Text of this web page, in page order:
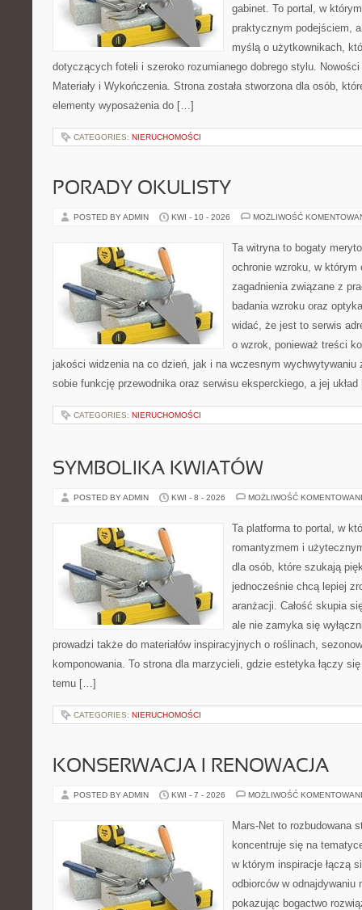
gabinet. To portal, w
praktycznym podejściem,
myślą o użytkownikach,
dotyczących foteli i szeroko rozumianego dobrego stylu.
Materiały i Wykończenia. Strona została stworzona dla osób,
elementy wyposażenia do […]
CATEGORIES: NIERUCHOMOŚCI
PORADY OKULISTY
POSTED BY ADMIN KWI - 10 - 2026 MOŻLIWOŚĆ
Ta witryna to bogaty
ochronie wzroku, w
zagadnienia związane z
badania wzroku oraz
widać, że jest to serwis
o wzrok, ponieważ treści
jakości widzenia na co dzień, jak i na wczesnym wychwytywaniu
sobie funkcję przewodnika oraz serwisu eksperckiego, a jej
CATEGORIES: NIERUCHOMOŚCI
SYMBOLIKA KWIATÓW
POSTED BY ADMIN KWI - 8 - 2026 MOŻLIWOŚĆ
Ta platforma to portal, w
romantyzmem i
dla osób, które szukają
jednocześnie chcą lepiej
aranżacji. Całość skupia
ale nie zamyka się
prowadzi także do materiałów inspiracyjnych o roślinach,
komponowania. To strona dla marzycieli, gdzie estetyka łączy
temu […]
CATEGORIES: NIERUCHOMOŚCI
KONSERWACJA I RENOWACJA
POSTED BY ADMIN KWI - 7 - 2026 MOŻLIWOŚĆ
Mars-Net to rozbudowana
koncentruje się na
w którym inspiracje łączą
odbiorców w odnajdywaniu
pokazując bogactwo